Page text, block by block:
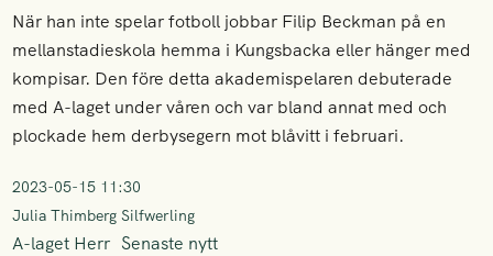
När han inte spelar fotboll jobbar Filip Beckman på en
mellanstadieskola hemma i Kungsbacka eller hänger med
kompisar. Den före detta akademispelaren debuterade
med A-laget under våren och var bland annat med och
plockade hem derbysegern mot blåvitt i februari.
2023-05-15 11:30
Julia Thimberg Silfwerling
A-laget Herr Senaste nytt